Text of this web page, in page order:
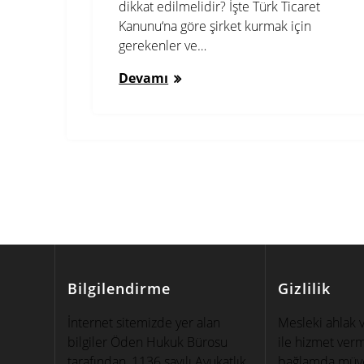
dikkat edilmelidir? İşte Türk Ticaret
Kanunu‘na göre şirket kurmak için
gerekenler ve…
Devamı
Bilgilendirme
İnternet sitemizde yer alan
bilgiler Öden Hukuk Bürosu
Gizlilik
Mesleki ahlak
ile hizmet